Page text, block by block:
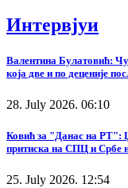
Интервјуи
Валентина Булатовић:
која две и по деценије
28. July 2026. 06:10
Ковић за "Данас на РТ":
притиска на СПЦ и Србе
25. July 2026. 12:54